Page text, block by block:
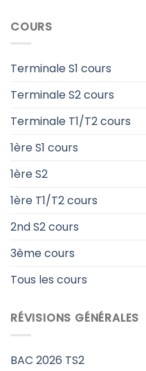
COURS
Terminale S1 cours
Terminale S2 cours
Terminale T1/T2 cours
1ère S1 cours
1ère S2
1ère T1/T2 cours
2nd S2 cours
3ème cours
Tous les cours
RÉVISIONS GÉNÉRALES
BAC 2026 TS2